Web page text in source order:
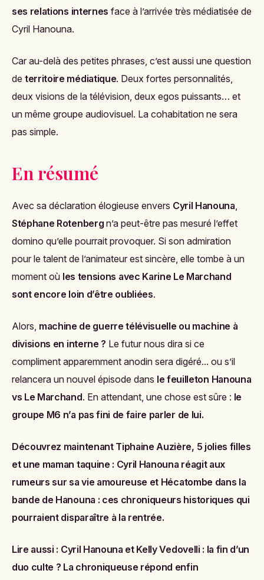
ses relations internes face à l’arrivée très médiatisée de
Cyril Hanouna.
Car au-delà des petites phrases, c’est aussi une question
de territoire médiatique. Deux fortes personnalités,
deux visions de la télévision, deux egos puissants… et
un même groupe audiovisuel. La cohabitation ne sera
pas simple.
En résumé
Avec sa déclaration élogieuse envers Cyril Hanouna
Stéphane Rotenberg n’a peut-être pas mesuré l’effet
domino qu’elle pourrait provoquer. Si son admiration
pour le talent de l’animateur est sincère, elle tombe à un
moment où les tensions avec Karine Le Marchand
sont encore loin d’être oubliées.
Alors, machine de guerre télévisuelle ou machine à
divisions en interne ? Le futur nous dira si ce
compliment apparemment anodin sera digéré... ou s’il
relancera un nouvel épisode dans le feuilleton Hanouna
vs Le Marchand. En attendant, une chose est sûre : le
groupe M6 n’a pas fini de faire parler de lui.
Découvrez maintenant Tiphaine Auzière, 5 jolies filles
et une maman taquine : Cyril Hanouna réagit aux
rumeurs sur sa vie amoureuse et Hécatombe dans la
bande de Hanouna : ces chroniqueurs historiques qui
pourraient disparaître à la rentrée.
Lire aussi : Cyril Hanouna et Kelly Vedovelli : la fin d’un
duo culte ? La chroniqueuse répond enfin